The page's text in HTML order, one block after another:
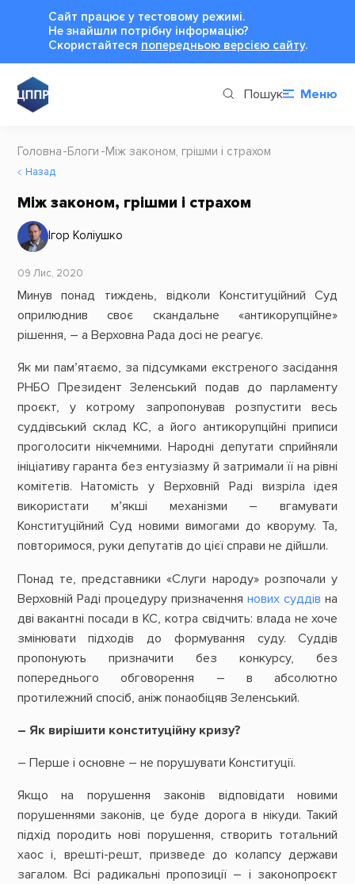
Сайт працює у тестовому режимі.
Не знайшли потрібну інформацію?
Cкористайтеся попередньою версією сайту.
Пошук Меню
Головна Блоги Між законом, грішми і страхом
Назад
Між законом, грішми і страхом
Ігор Коліушко
09 Лис, 2020
Минув понад тиждень, відколи Конституційний Суд
оприлюднив своє скандальне «антикорупційне»
рішення, – а Верховна Рада досі не реагує.
Як ми пам’ятаємо, за підсумками екстреного засідання
РНБО Президент Зеленський подав до парламенту
проєкт, у котрому запропонував розпустити весь
суддівський склад КС, а його антикорупційні приписи
проголосити нікчемними. Народні депутати сприйняли
ініціативу гаранта без ентузіазму й затримали її на рівні
комітетів. Натомість у Верховній Раді визріла ідея
використати м’якші механізми – вгамувати
Конституційний Суд новими вимогами до кворуму. Та,
повторимося, руки депутатів до цієї справи не дійшли.
Понад те, представники «Слуги народу» розпочали у
Верховній Раді процедуру призначеннянових суддів на
дві вакантні посади в КС, котра свідчить: влада не хоче
змінювати підходів до формування суду. Суддів
пропонують призначити без конкурсу, без
попереднього обговорення – в абсолютно
протилежний спосіб, аніж понаобіцяв Зеленський.
– Як вирішити конституційну кризу?
– Перше і основне – не порушувати Конституції.
Якщо на порушення законів відповідати новими
порушеннями законів, це буде дорога в нікуди. Такий
підхід породить нові порушення, створить тотальний
хаос і, врешті-решт, призведе до колапсу держави
загалом. Всі радикальні пропозиції – і законопроєкт